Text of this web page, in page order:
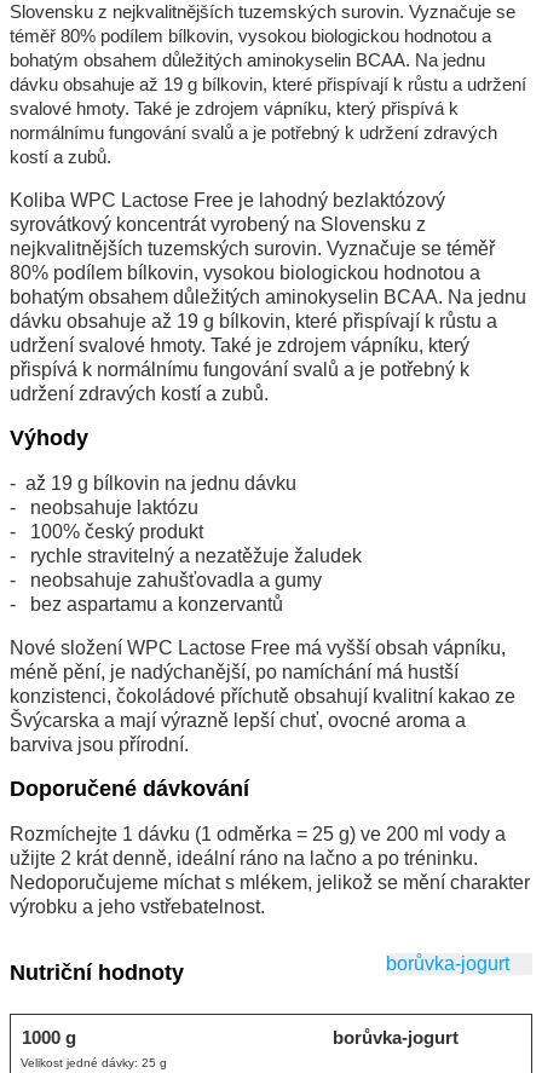
Slovensku z nejkvalitnějších tuzemských surovin. Vyznačuje se
téměř 80% podílem bílkovin, vysokou biologickou hodnotou a
bohatým obsahem důležitých aminokyselin BCAA. Na jednu
dávku obsahuje až 19 g bílkovin, které přispívají k růstu a udržení
svalové hmoty. Také je zdrojem vápníku, který přispívá k
normálnímu fungování svalů a je potřebný k udržení zdravých
kostí a zubů.
Koliba WPC Lactose Free je lahodný bezlaktózový
syrovátkový koncentrát vyrobený na Slovensku z
nejkvalitnějších tuzemských surovin. Vyznačuje se téměř
80% podílem bílkovin, vysokou biologickou hodnotou a
bohatým obsahem důležitých aminokyselin BCAA. Na jednu
dávku obsahuje až 19 g bílkovin, které přispívají k růstu a
udržení svalové hmoty. Také je zdrojem vápníku, který
přispívá k normálnímu fungování svalů a je potřebný k
udržení zdravých kostí a zubů.
Výhody
až 19 g bílkovin na jednu dávku
neobsahuje laktózu
100% český produkt
rychle stravitelný a nezatěžuje žaludek
neobsahuje zahušťovadla a gumy
bez aspartamu a konzervantů
Nové složení WPC Lactose Free má vyšší obsah vápníku,
méně pění, je nadýchanější, po namíchání má hustší
konzistenci, čokoládové příchutě obsahují kvalitní kakao ze
Švýcarska a mají výrazně lepší chuť, ovocné aroma a
barviva jsou přírodní.
Doporučené dávkování
Rozmíchejte 1 dávku (1 odměrka = 25 g) ve 200 ml vody a
užijte 2 krát denně, ideální ráno na lačno a po tréninku.
Nedoporučujeme míchat s mlékem, jelikož se mění charakter
výrobku a jeho vstřebatelnost.
Nutriční hodnoty borůvka-jogurt
1000 g borůvka-jogurt
Velikost jedné dávky: 25 g